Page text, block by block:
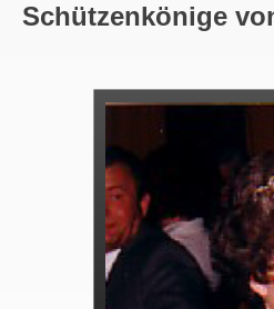
Schützenkönige